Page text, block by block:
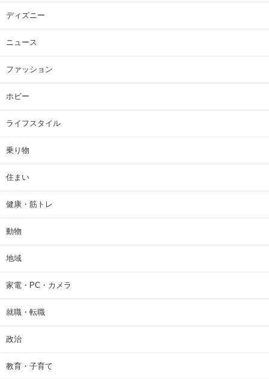
ディズニー
ニュース
ファッション
ホビー
ライフスタイル
乗り物
住まい
健康・筋トレ
動物
地域
家電・PC・カメラ
就職・転職
政治
教育・子育て